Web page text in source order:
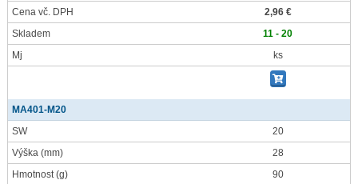
Cena vč. DPH
2,96 €
Skladem
11 - 20
Mj
ks
MA401-M20
SW
20
Výška (mm)
28
Hmotnost(g)
90